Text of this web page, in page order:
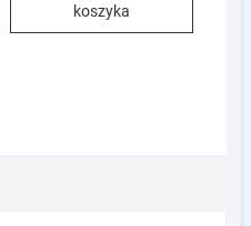
koszyka